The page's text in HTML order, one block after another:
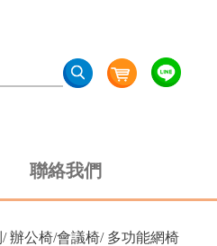
聯絡我們
辦公椅/會議椅 多功能網椅